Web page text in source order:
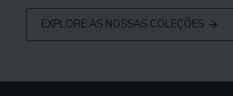
EXPLORE AS NOSSAS COLEÇÕES